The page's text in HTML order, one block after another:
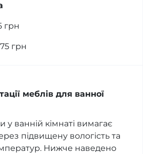
грн
грн
меблів для ванної
ванній кімнаті вимагає
підвищену вологість та
Нижче наведено